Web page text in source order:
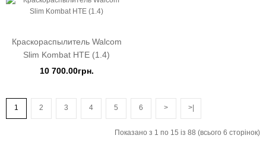
Краскораспылитель Walcom
Slim Kombat HTE (1.4)
10 700.00грн.
1 2 3 4 5 6 > >|
Показано з 1 по 15 із 88 (всього 6 сторінок)